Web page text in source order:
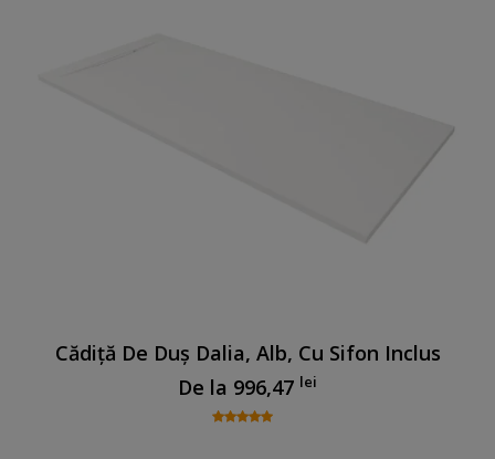
Cădiță De Duș Dalia, Alb, Cu Sifon Inclus
De la 996,47 lei